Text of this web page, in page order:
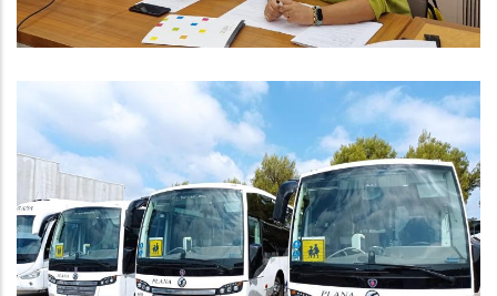
A Partir De Dilluns Els Estudiants
De Batxillerat I Cicles Formatius
Podran Utilitzar Els Servei De
Transport Escolar Del Consell
Comarcal